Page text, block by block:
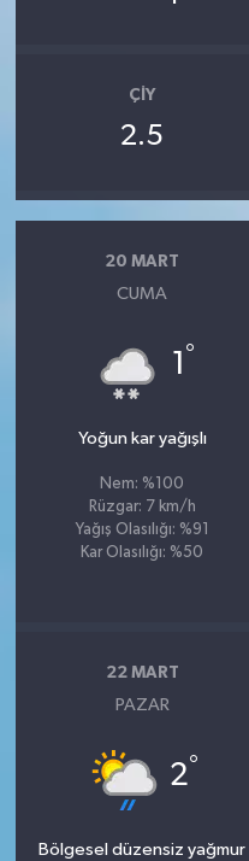
ÇIY
2.5
20 MART
CUMA
1 °
Yoğun kar yağışlı
Nem: %100
Rüzgar: 7 km/h
Yağış Olasılığı: %91
Kar Olasılığı: %50
22 MART
PAZAR
2°
Bölgesel düzensiz yağmur